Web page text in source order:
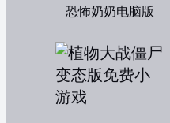
恐怖奶奶电脑版